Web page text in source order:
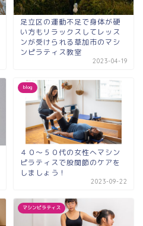
足立区の運動不足で身体が硬
い方もリラックスしてレッス
ンが受けられる草加市のマシ
ンピラティス教室
2023-04-19
blog
４０～５０代の女性へマシン
ピラティスで股関節のケアを
しましょう！
2023-09-22
マシンピラティス